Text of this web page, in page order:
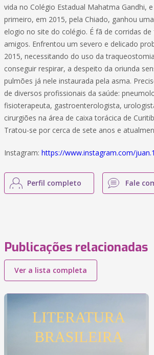
vida no Colégio Estadual Mahatma Gandhi,
primeiro, em 2015, pela Chiado, ganhou
elogio no site do colégio. É fã de corridas
amigos. Enfrentou um severo e delicado
2015, necessitando do uso da
conseguir respirar, a despeito da oriunda
pulmões já nele instaurada pela asma.
de diversos profissionais da saúde:
fisioterapeuta, gastroenterologista,
cirurgiões na área de caixa torácica de
Tratou-se por cerca de sete anos e
Instagram: https://www.instagram.com/
Perfil completo Fale
Publicações relacionadas
Ver a lista completa